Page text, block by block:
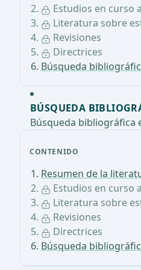
CONTENIDO
Resumen de la
Estudios en curso
Literatura sobre
Revisiones
Directrices
Búsqueda
Estudios en curso
Literatura sobre
Revisiones
Directrices
Búsqueda
BÚSQUEDA
Búsqueda bibliográfica